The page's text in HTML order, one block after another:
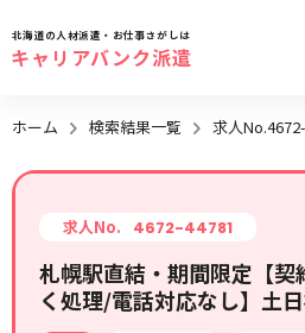
職種 指定なし
給与 時給/日給/月給
最近見た
最近利用した
北海道の人材派遣・お仕事さがしは
キャリアバンク派遣
ホーム 検索結果一覧 求人
求人No. 4672-44781
札幌駅直結・期間限定【契
く処理/電話対応なし】土